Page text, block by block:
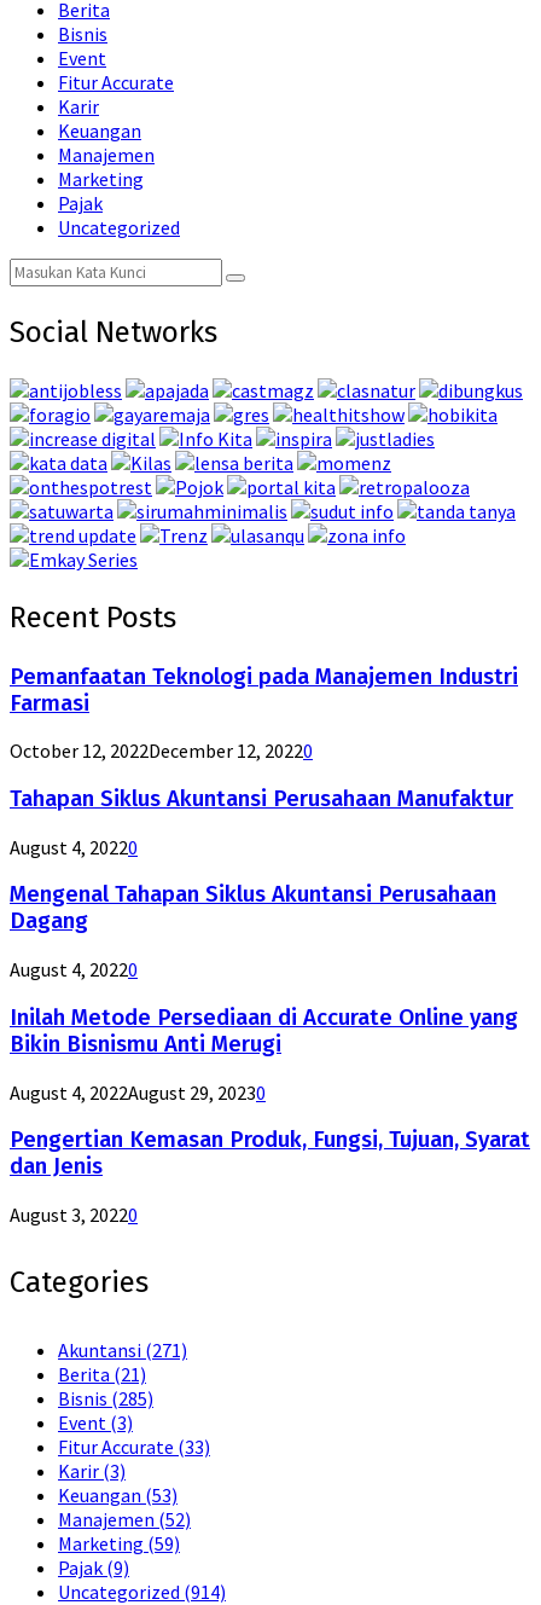
Berita
Bisnis
Event
Fitur Accurate
Karir
Keuangan
Manajemen
Marketing
Pajak
Uncategorized
Search
for:
Search
Social Networks
Recent Posts
Pemanfaatan Teknologi pada Manajemen Industri
Farmasi
October 12, 2022December 12, 20220
Tahapan Siklus Akuntansi Perusahaan Manufaktur
August 4, 20220
Mengenal Tahapan Siklus Akuntansi Perusahaan
Dagang
August 4, 20220
Inilah Metode Persediaan di Accurate Online yang
Bikin Bisnismu Anti Merugi
August 4, 2022August 29, 20230
Pengertian Kemasan Produk, Fungsi, Tujuan, Syarat
dan Jenis
August 3, 20220
Categories
Akuntansi (271)
Berita (21)
Bisnis (285)
Event (3)
Fitur Accurate (33)
Karir (3)
Keuangan (53)
Manajemen (52)
Marketing (59)
Pajak (9)
Uncategorized (914)